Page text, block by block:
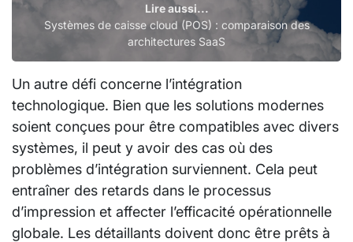
Lire aussi...
Systèmes de caisse cloud (POS) : comparaison des
architectures SaaS
Un autre défi concerne l’intégration
technologique. Bien que les solutions modernes
soient conçues pour être compatibles avec divers
systèmes, il peut y avoir des cas où des
problèmes d’intégration surviennent. Cela peut
entraîner des retards dans le processus
d’impression et affecter l’efficacité opérationnelle
globale. Les détaillants doivent donc être prêts à